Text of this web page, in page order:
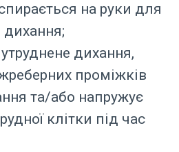
на руки для
дихання,
проміжків
та/або напружує
клітки під час